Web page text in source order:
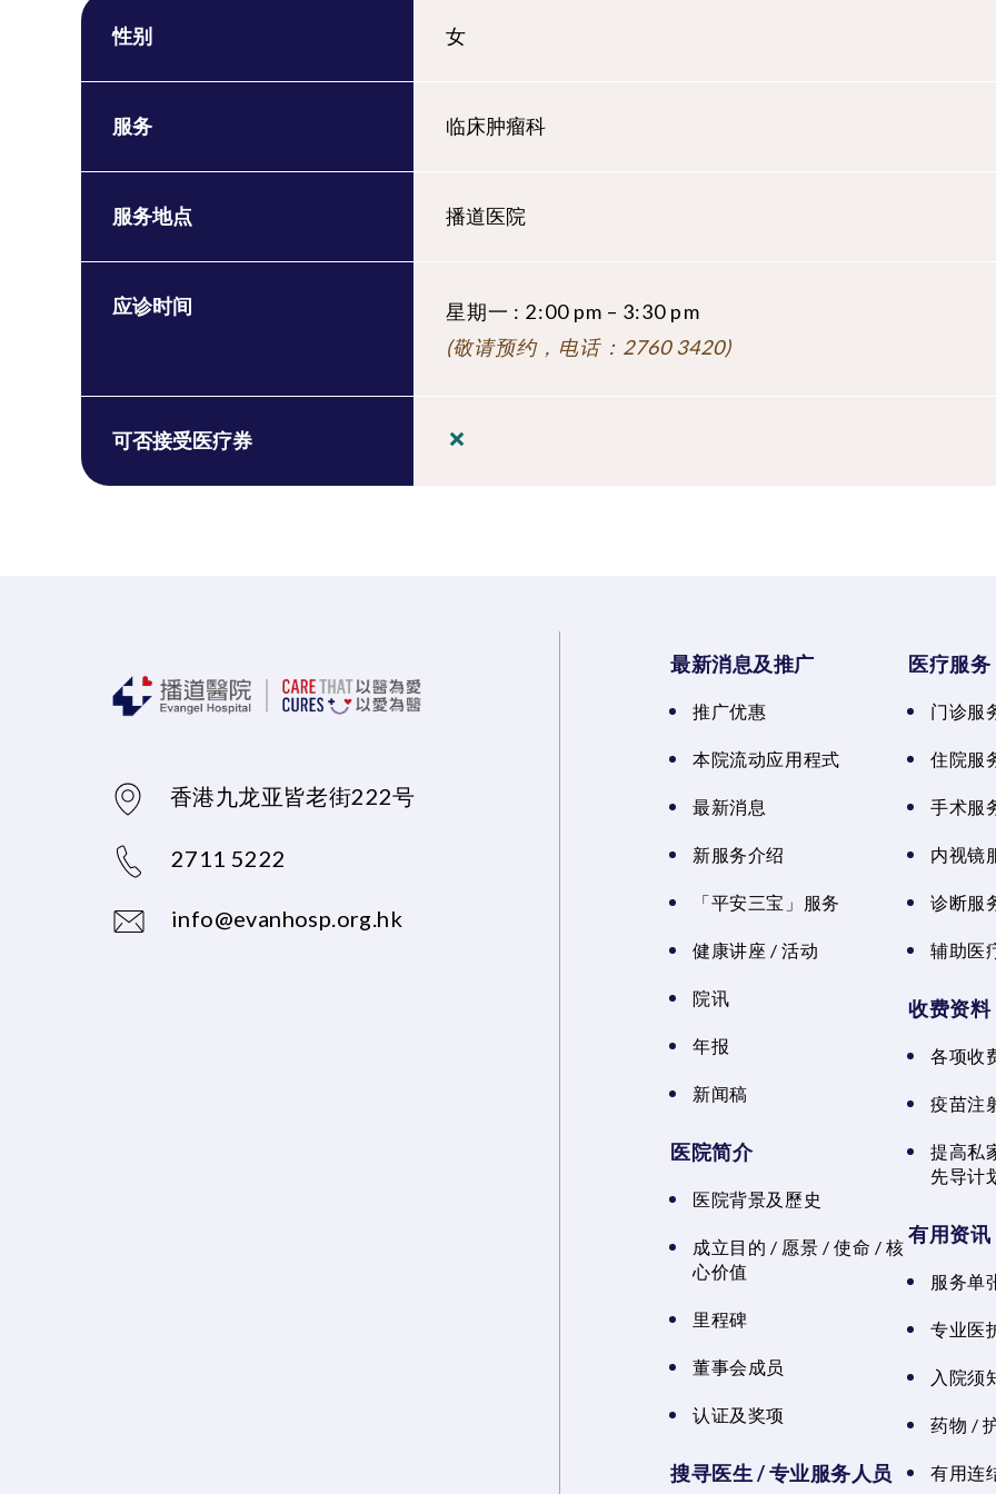
性别 女
服务 临床肿瘤科
服务地点 播道医院
应诊时间 星期一 : 2:00 pm – 3:30 pm
(敬请预约，电话：2760 3420)
可否接受医疗券
香港九龙亚皆老街222号
2711 5222
info@evanhosp.org.hk
最新消息及推广
推广优惠
本院流动应用程式
最新消息
新服务介绍
「平安三宝」服务
健康讲座 / 活动
院讯
年报
新闻稿
医院简介
医院背景及歷史
成立目的 / 愿景 / 使命 / 核
心价值
里程碑
董事会成员
认证及奖项
搜寻医生 / 专业服务人员
医疗服务
门诊服
住院服
手术服
内视镜
诊断服
辅助医
收费资料
各项收
疫苗注
提高私
先导计
有用资讯
服务单
专业医
入院须
药物 /
有用连